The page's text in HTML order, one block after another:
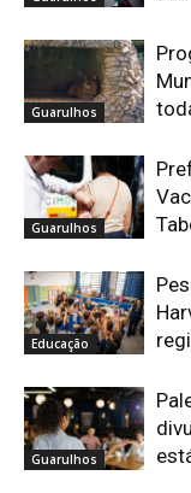
Guarulhos
Guarulhos
Educação
Guarulhos